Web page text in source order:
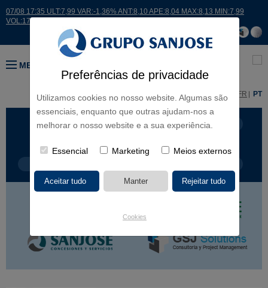
Preferências de privacidade
Utilizamos cookies no nosso website. Algumas são
essenciais, enquanto que outras ajudam-nos a
melhorar o nosso website e a sua experiência.
Essencial Marketing Meios externos
Cookies
07/08 17:35 ULT:7,99 VAR:-1,36% ANT:8,10 APE:8,04 MAX:8,13 MIN:7,99
VOL:17664
MENU
EN FR PT
LINHAS DE NEGÓCIO CONTINENTES